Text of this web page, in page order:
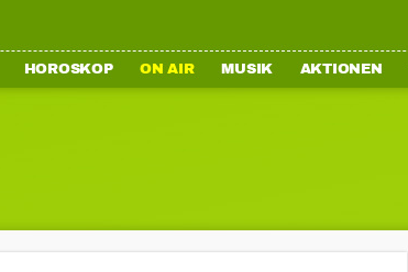
HOROSKOP ON AIR MUSIK AKTIONEN